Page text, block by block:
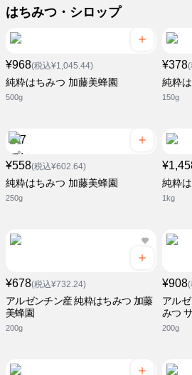
はちみつ・シロップ
¥968(税込¥1,045.44)
純粋はちみつ 加藤美蜂園
500g
¥378(
純粋
150g
¥558(税込¥602.64)
純粋はちみつ 加藤美蜂園
250g
純粋
1kg
¥678(税込¥732.24)
アルゼンチン産 純粋はちみつ 加藤
美蜂園
200g
¥908(
アル
みつ
200g